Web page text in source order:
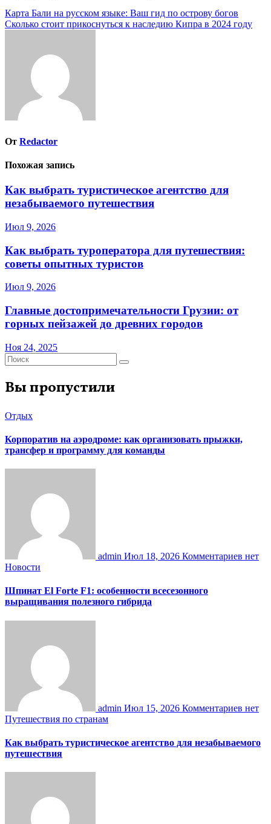
Навигация
по
Карта Бали на русском языке: Ваш гид по острову богов
Сколько стоит прикоснуться к наследию Кипра в 2024 году
От Redactor
Похожая запись
Как выбрать туристическое агентство для
незабываемого путешествия
Июл 9, 2026
Как выбрать туроператора для путешествия:
советы опытных туристов
Июл 9, 2026
Главные достопримечательности Грузии: от
горных пейзажей до древних городов
Ноя 24, 2025
Вы пропустили
Отдых
Корпоратив на аэродроме: как организовать прыжки,
трансфер и программу для команды
admin Июл 18, 2026 Комментариев нет
Новости
Шпинат El Forte F1: особенности всесезонного
выращивания полезного гибрида
admin Июл 15, 2026 Комментариев нет
Путешествия по странам
Как выбрать туристическое агентство для незабываемого
путешествия